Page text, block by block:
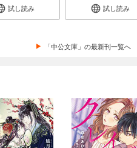
試し読み 試し読み
「中公文庫」の最新刊一覧へ